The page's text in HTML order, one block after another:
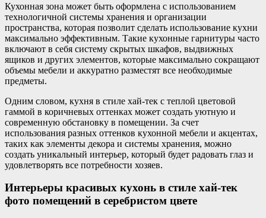
Кухонная зона может быть оформлена с использованием
технологичной системы хранения и организации
пространства, которая позволит сделать использование кухни
максимально эффективным. Такие кухонные гарнитуры часто
включают в себя систему скрытых шкафов, выдвижных
ящиков и других элементов, которые максимально сокращают
объемы мебели и аккуратно разместят все необходимые
предметы.
Одним словом, кухня в стиле хай-тек с теплой цветовой
гаммой в коричневых оттенках может создать уютную и
современную обстановку в помещении. За счет
использования разных оттенков кухонной мебели и акцентах,
таких как элементы декора и системы хранения, можно
создать уникальный интерьер, который будет радовать глаз и
удовлетворять все потребности хозяев.
Интерьеры красивых кухонь в стиле хай-тек
фото помещений в серебристом цвете